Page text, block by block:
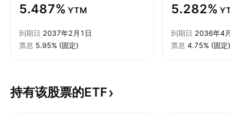
5.487% YTM
到期日 2037年2月1日
票息 5.95% (固定)
5.282%
到期日 2036年4
票息 4.75% (固定)
持有该股票的ETF